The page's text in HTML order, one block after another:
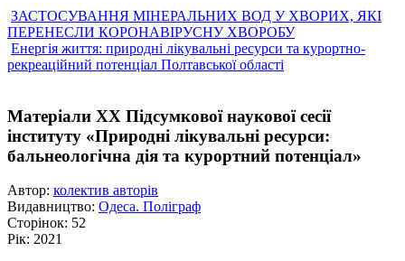
ЗАСТОСУВАННЯ МІНЕРАЛЬНИХ ВОД У ХВОРИХ, ЯКІ
ПЕРЕНЕСЛИ КОРОНАВІРУСНУ ХВОРОБУ
Енергія життя: природні лікувальні ресурси та курортно-
рекреаційний потенціал Полтавської області
Матеріали XX Підсумкової наукової сесії
інституту «Природні лікувальні ресурси:
бальнеологічна дія та курортний потенціал»
Автор: колектив авторів
Видавництво: Одеса. Поліграф
Сторінок: 52
Рік: 2021